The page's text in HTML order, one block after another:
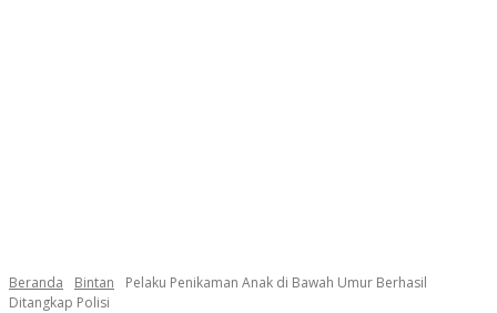
Beranda Bintan
Pelaku Penikaman Anak di Bawah Umur Berhasil
Ditangkap Polisi